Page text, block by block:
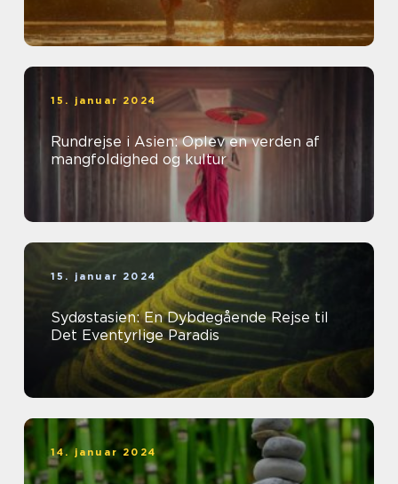
15. januar 2024
Rundrejse i Asien: Oplev en verden af
mangfoldighed og kultur
15. januar 2024
Sydøstasien: En Dybdegående Rejse til
Det Eventyrlige Paradis
14. januar 2024